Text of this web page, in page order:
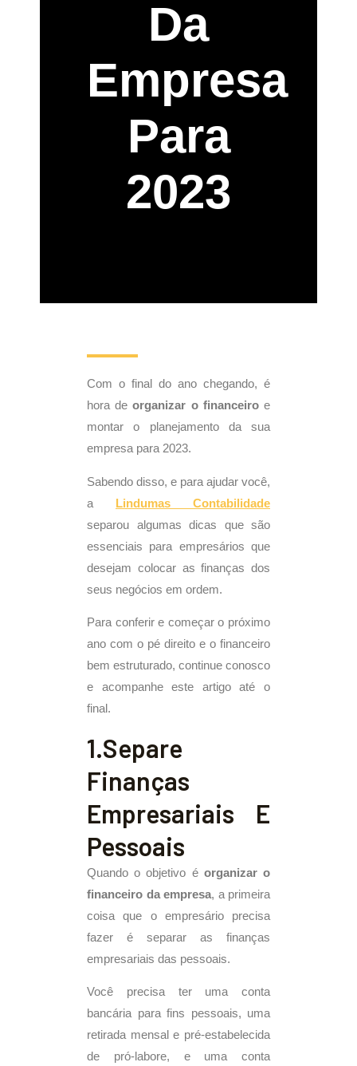
Da
Empresa
Para
2023
Com o final do ano chegando, é
hora deorganizar o financeiroe
montar o planejamento da sua
empresa para 2023.
Sabendo disso, e para ajudar você,
a Lindumas Contabilidade
separou algumas dicas que são
essenciais para empresários que
desejam colocar as finanças dos
seus negócios em ordem.
Para conferir e começar o próximo
ano com o pé direito e o financeiro
bem estruturado, continue conosco
e acompanhe este artigo até o
final.
1.Separe
Finanças
Empresariais E
Pessoais
Quando o objetivo é organizar o
financeiro da empresa, a primeira
coisa que o empresário precisa
fazer é separar as finanças
empresariais das pessoais.
Você precisa ter uma conta
bancária para fins pessoais, uma
retirada mensal e pré-estabelecida
de pró-labore, e uma conta